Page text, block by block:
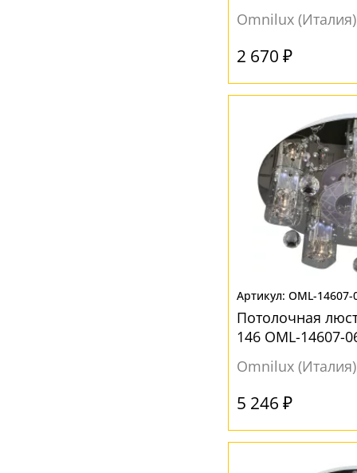
Omnilux (Италия)
2 670 ₽
OML-14607-
Потолочная
146 OML-14607-
Omnilux (Италия)
5 246 ₽